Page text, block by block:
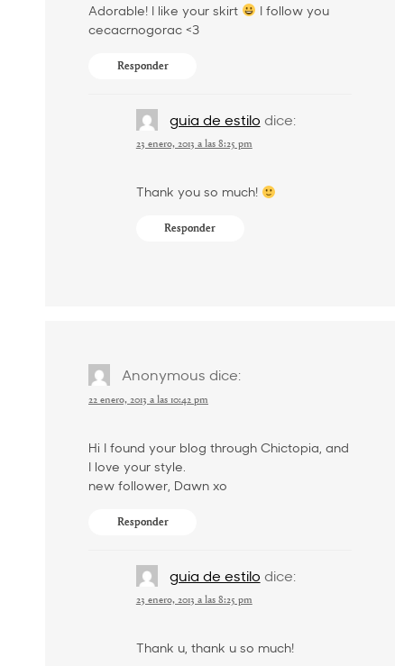
Adorable! I like your skirt
I follow you
cecacrnogorac <3
Responder
guia de estilo dice:
23 enero, 2013 a las 8:25 pm
Thank you so much!
Responder
Anonymous dice:
22 enero, 2013 a las 10:42 pm
Hi I found your blog through Chictopia, and
I love your style.
new follower, Dawn xo
Responder
guia de estilo dice:
23 enero, 2013 a las 8:25 pm
Thank u, thank u so much!